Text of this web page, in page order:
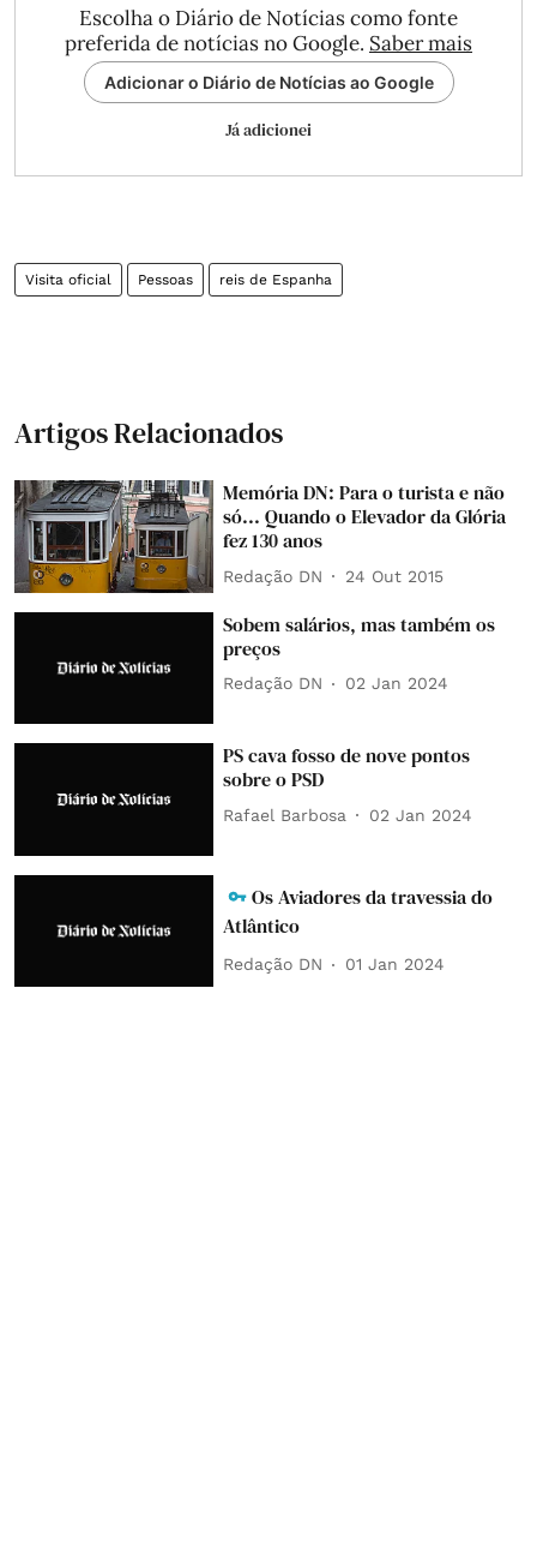
Escolha o Diário de Notícias como fonte
preferida de notícias no Google. Saber mais
Adicionar o Diário de Notícias ao Google
Já adicionei
Visita oficial Pessoas reis de Espanha
Artigos Relacionados
Memória DN: Para o turista e não
só... Quando o Elevador da Glória
fez 130 anos
Redação DN 24 Out 2015
Sobem salários, mas também os
preços
Redação DN 02 Jan 2024
PS cava fosso de nove pontos
sobre o PSD
Rafael Barbosa 02 Jan 2024
Os Aviadores da travessia do
Atlântico
Redação DN 01 Jan 2024